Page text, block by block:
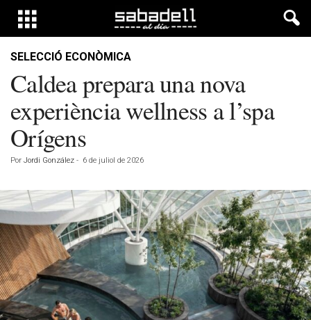
SELECCIÓ ECONÒMICA
Caldea prepara una nova
experiència wellness a l’spa
Orígens
Por Jordi González - 6 de juliol de 2026